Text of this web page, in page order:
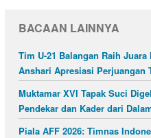
BACAAN LAINNYA
Tim U-21 Balangan Raih
Anshari Apresiasi Perjuangan
Muktamar XVI Tapak Suci
Pendekar dan Kader dari
Piala AFF 2026: Timnas